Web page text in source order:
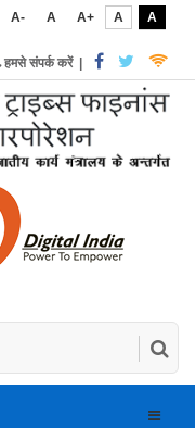
A- A A+ A
A
हमसे संपर्क करें|
Toggle